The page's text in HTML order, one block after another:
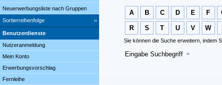
Neuerwerbungsliste nach Gruppen
Sortierreihenfolge
Benutzerdienste
Nutzeranmeldung
Mein Konto
Erwerbungsvorschlag
Fernleihe
A B C D E F
R S T U V W
Sie können die Suche erweitern, indem
Eingabe Suchbegriff